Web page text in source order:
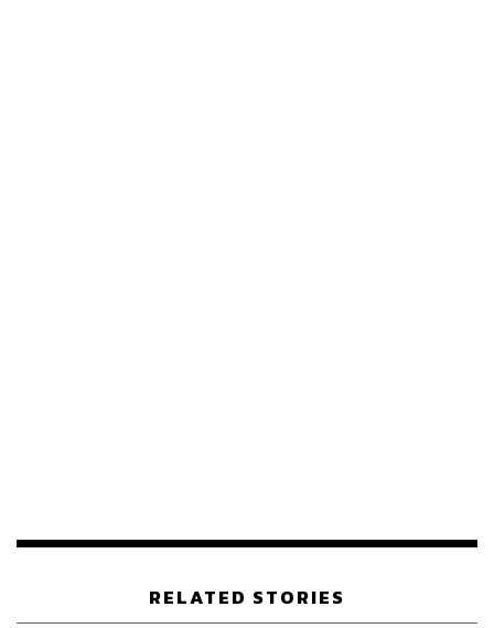
มาอีกครั้ง หนึ่งในนั้นคือ ‘งานกาชาด’ ซึ่งจัดขึ้นเพื่อหารายได้
RELATED STORIES